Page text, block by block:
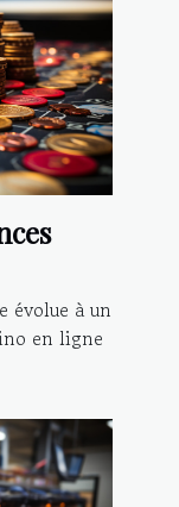
ligne
évolue à un
en ligne